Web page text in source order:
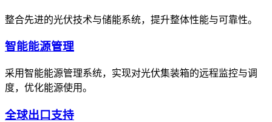
整合先进的光伏技术与储能系统，提升整体性能与可靠性。
智能能源管理
采用智能能源管理系统，实现对光伏集装箱的远程监控与调
度，优化能源使用。
全球出口支持